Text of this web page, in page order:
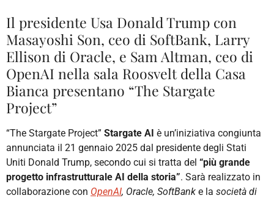
Il presidente Usa Donald Trump con
Masayoshi Son, ceo di SoftBank, Larry
Ellison di Oracle, e Sam Altman, ceo di
OpenAI nella sala Roosvelt della Casa
Bianca presentano “The Stargate
Project”
“The Stargate Project” Stargate AI è un’iniziativa congiunta
annunciata il 21 gennaio 2025 dal presidente degli Stati
Uniti Donald Trump, secondo cui si tratta del “più grande
progetto infrastrutturale AI della storia”. Sarà realizzato in
collaborazione con OpenAI, Oracle, SoftBank e la società di